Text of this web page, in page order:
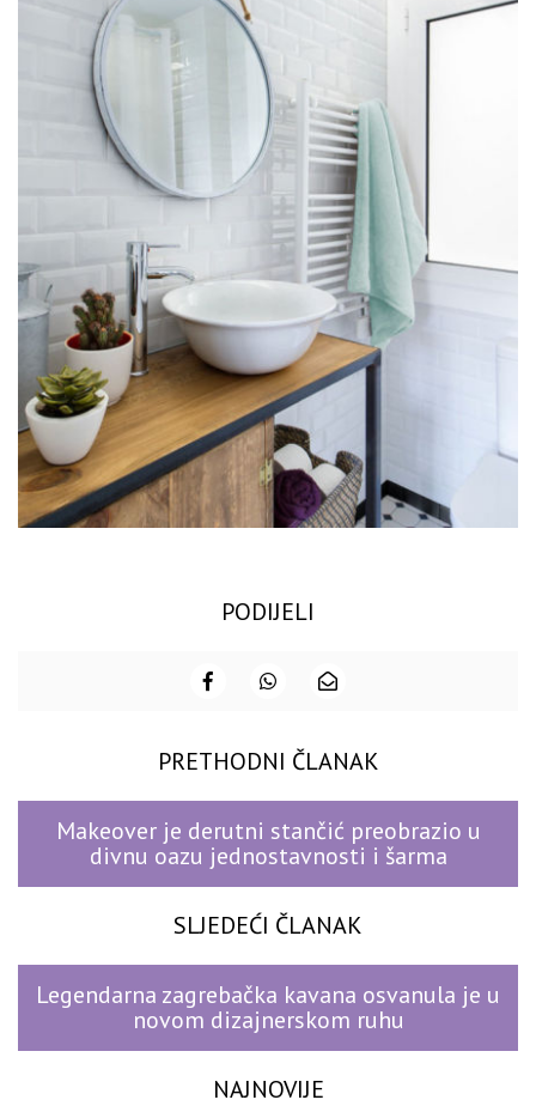
PODIJELI
PRETHODNI ČLANAK
Makeover je derutni stančić preobrazio u
divnu oazu jednostavnosti i šarma
SLJEDEĆI ČLANAK
Legendarna zagrebačka kavana osvanula je u
novom dizajnerskom ruhu
NAJNOVIJE